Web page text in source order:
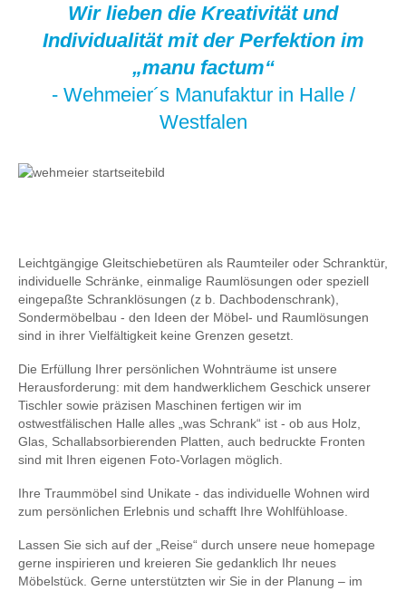
Wir lieben die Kreativität und
Individualität mit der Perfektion im
„manu factum“
- Wehmeier´s Manufaktur in Halle /
Westfalen
Leichtgängige Gleitschiebetüren als Raumteiler oder Schranktür,
individuelle Schränke, einmalige Raumlösungen oder speziell
eingepaßte Schranklösungen (z b. Dachbodenschrank),
Sondermöbelbau - den Ideen der Möbel- und Raumlösungen
sind in ihrer Vielfältigkeit keine Grenzen gesetzt.
Die Erfüllung Ihrer persönlichen Wohnträume ist unsere
Herausforderung: mit dem handwerklichem Geschick unserer
Tischler sowie präzisen Maschinen fertigen wir im
ostwestfälischen Halle alles „was Schrank“ ist - ob aus Holz,
Glas, Schallabsorbierenden Platten, auch bedruckte Fronten
sind mit Ihren eigenen Foto-Vorlagen möglich.
Ihre Traummöbel sind Unikate - das individuelle Wohnen wird
zum persönlichen Erlebnis und schafft Ihre Wohlfühloase.
Lassen Sie sich auf der „Reise“ durch unsere neue homepage
gerne inspirieren und kreieren Sie gedanklich Ihr neues
Möbelstück. Gerne unterstützten wir Sie in der Planung – im